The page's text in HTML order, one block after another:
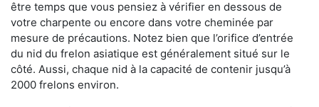
être temps que vous pensiez à vérifier en dessous de
votre charpente ou encore dans votre cheminée par
mesure de précautions. Notez bien que l’orifice d’entrée
du nid du frelon asiatique est généralement situé sur le
côté. Aussi, chaque nid à la capacité de contenir jusqu’à
2000 frelons environ.